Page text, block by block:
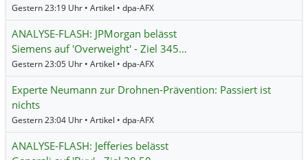
Gestern 23:19 Uhr • Artikel • dpa-AFX
ANALYSE-FLASH: JPMorgan belässt
Siemens auf 'Overweight' - Ziel 345…
Gestern 23:05 Uhr • Artikel • dpa-AFX
Experte Neumann zur Drohnen-Prävention: Passiert ist
nichts
Gestern 23:04 Uhr • Artikel • dpa-AFX
ANALYSE-FLASH: Jefferies belässt